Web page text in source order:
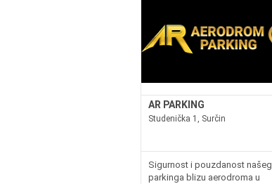
AR PARKING
Studenička 1, Surčin
Sigurnost i pouzdanost našeg
parkinga blizu aerodroma u